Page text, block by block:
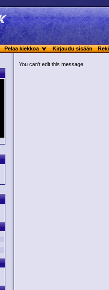
Pelaa kiekkoa Kirjaudu sisään
You can't edit this message.